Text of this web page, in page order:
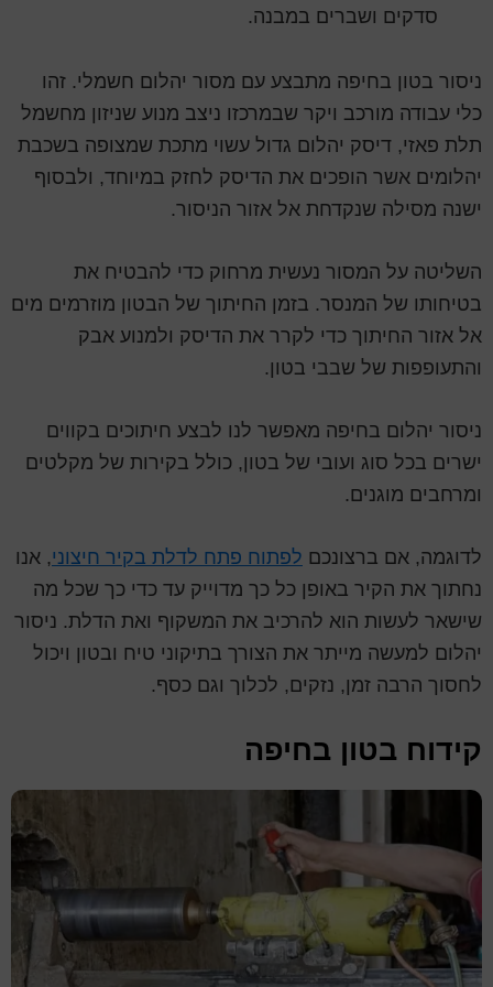
סדקים ושברים במבנה.
ניסור בטון בחיפה מתבצע עם מסור יהלום חשמלי. זהו
כלי עבודה מורכב ויקר שבמרכזו ניצב מנוע שניזון מחשמל
תלת פאזי, דיסק יהלום גדול עשוי מתכת שמצופה בשכבת
יהלומים אשר הופכים את הדיסק לחזק במיוחד, ולבסוף
ישנה מסילה שנקדחת אל אזור הניסור.
השליטה על המסור נעשית מרחוק כדי להבטיח את
בטיחותו של המנסר. בזמן החיתוך של הבטון מוזרמים מים
אל אזור החיתוך כדי לקרר את הדיסק ולמנוע אבק
והתעופפות של שבבי בטון.
ניסור יהלום בחיפה מאפשר לנו לבצע חיתוכים בקווים
ישרים בכל סוג ועובי של בטון, כולל בקירות של מקלטים
ומרחבים מוגנים.
לדוגמה, אם ברצונכם לפתוח פתח לדלת בקיר חיצוני, אנו
נחתוך את הקיר באופן כל כך מדוייק עד כדי כך שכל מה
שישאר לעשות הוא להרכיב את המשקוף ואת הדלת. ניסור
יהלום למעשה מייתר את הצורך בתיקוני טיח ובטון ויכול
לחסוך הרבה זמן, נזקים, לכלוך וגם כסף.
קידוח בטון בחיפה